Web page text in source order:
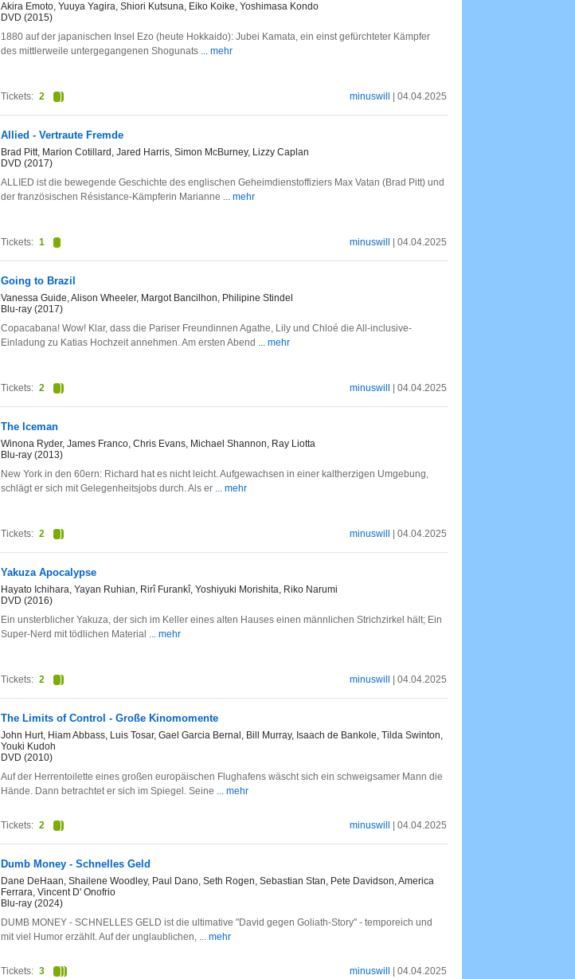
Akira Emoto, Yuuya Yagira, Shiori Kutsuna, Eiko Koike, Yoshimasa Kondo
DVD (2015)
1880 auf der japanischen Insel Ezo (heute Hokkaido): Jubei Kamata, ein einst gefürchteter Kämpfer
des mittlerweile untergegangenen Shogunats ... mehr
minuswill | 04.04.2025
Tickets: 2
Allied - Vertraute Fremde
Brad Pitt, Marion Cotillard, Jared Harris, Simon McBurney, Lizzy Caplan
DVD (2017)
ALLIED ist die bewegende Geschichte des englischen Geheimdienstoffiziers Max Vatan (Brad Pitt) und
der französischen Résistance-Kämpferin Marianne ... mehr
minuswill | 04.04.2025
Tickets: 1
Going to Brazil
Vanessa Guide, Alison Wheeler, Margot Bancilhon, Philipine Stindel
Blu-ray (2017)
Copacabana! Wow! Klar, dass die Pariser Freundinnen Agathe, Lily und Chloé die All-inclusive-
Einladung zu Katias Hochzeit annehmen. Am ersten Abend ... mehr
minuswill | 04.04.2025
Tickets: 2
The Iceman
Winona Ryder, James Franco, Chris Evans, Michael Shannon, Ray Liotta
Blu-ray (2013)
New York in den 60ern: Richard hat es nicht leicht. Aufgewachsen in einer kaltherzigen Umgebung,
schlägt er sich mit Gelegenheitsjobs durch. Als er ... mehr
minuswill | 04.04.2025
Tickets: 2
Yakuza Apocalypse
Hayato Ichihara, Yayan Ruhian, Rirî Furankî, Yoshiyuki Morishita, Riko Narumi
DVD (2016)
Ein unsterblicher Yakuza, der sich im Keller eines alten Hauses einen männlichen Strichzirkel hält; Ein
Super-Nerd mit tödlichen Material ... mehr
minuswill | 04.04.2025
Tickets: 2
The Limits of Control - Große Kinomomente
John Hurt, Hiam Abbass, Luis Tosar, Gael Garcia Bernal, Bill Murray, Isaach de Bankole, Tilda Swinton,
Youki Kudoh
DVD (2010)
Auf der Herrentoilette eines großen europäischen Flughafens wäscht sich ein schweigsamer Mann die
Hände. Dann betrachtet er sich im Spiegel. Seine ... mehr
minuswill | 04.04.2025
Tickets: 2
Dumb Money - Schnelles Geld
Dane DeHaan, Shailene Woodley, Paul Dano, Seth Rogen, Sebastian Stan, Pete Davidson, America
Ferrara, Vincent D' Onofrio
Blu-ray (2024)
DUMB MONEY - SCHNELLES GELD ist die ultimative "David gegen Goliath-Story" - temporeich und
mit viel Humor erzählt. Auf der unglaublichen, ... mehr
minuswill | 04.04.2025
Tickets: 3